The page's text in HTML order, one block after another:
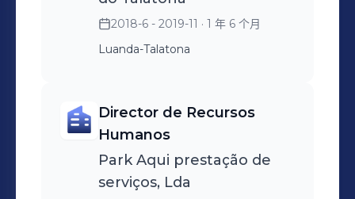
processos de recrutamento
e Seleção de novos
colaboradores; Gestão da
Indicadores de
desempenho e de metas;
Supervisão do Plano de
Desenvolvimento-PDRH
serviços gerais, operações,
frota e logística; Gestão de
colaboradores expatriados,
Medicina ocupacional,
seguros de saúde e
acidentes de trabalho;
2018-6 - 2019-11 · 1 年 6 个月
Luanda-Talatona
Director de Recursos
Humanos
Park Aqui prestação de
serviços, Lda